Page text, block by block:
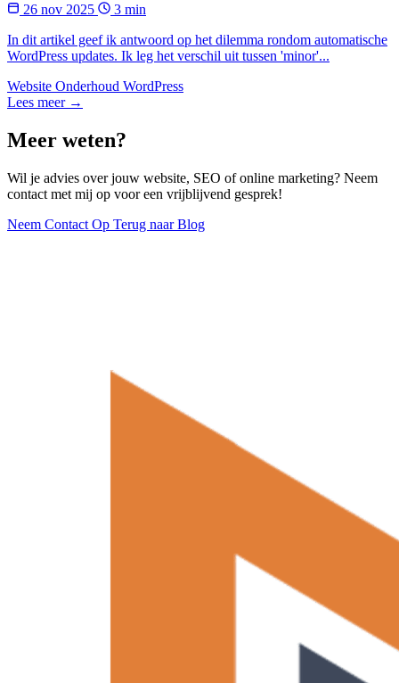
26 nov 2025
3 min
In dit artikel geef ik antwoord op het dilemma rondom automatische
WordPress updates. Ik leg het verschil uit tussen 'minor'...
Website Onderhoud WordPress
Lees meer →
Meer weten?
Wil je advies over jouw website, SEO of online marketing? Neem
contact met mij op voor een vrijblijvend gesprek!
Neem Contact Op Terug naar Blog